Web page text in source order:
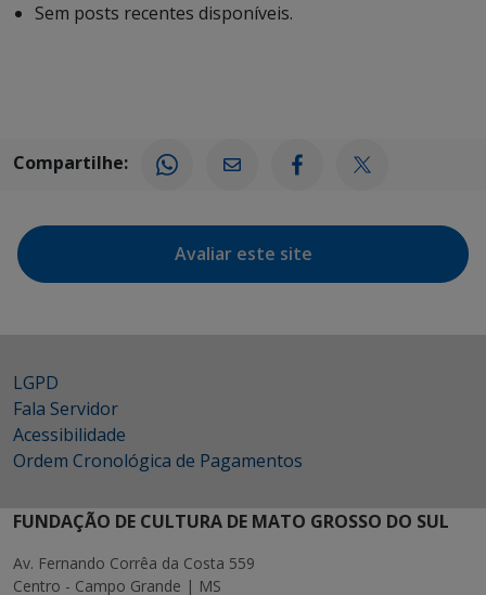
Sem posts recentes disponíveis.
Compartilhe:
Avaliar este site
LGPD
Fala Servidor
Acessibilidade
Ordem Cronológica de Pagamentos
FUNDAÇÃO DE CULTURA DE MATO GROSSO DO SUL
Av. Fernando Corrêa da Costa 559
Centro - Campo Grande | MS